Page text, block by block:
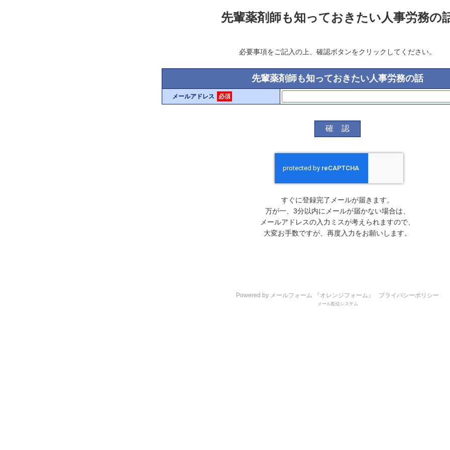
先輩薬剤師も知っておきたい人事労務の
必要事項をご記入の上、確認ボタンをクリックしてください。
先輩薬剤師も知っておきたい人事労務の話
メールアドレス 必須
すぐに登録完了メールが届きます。
万が一、3分以内にメールが届かない場合は、
メールアドレスの入力ミスが考えられますので、
大変お手数ですが、再度入力をお願いします。
Powered by メールフォーム 『オレンジフォーム』 プライバシーポリシー
メール配信システム